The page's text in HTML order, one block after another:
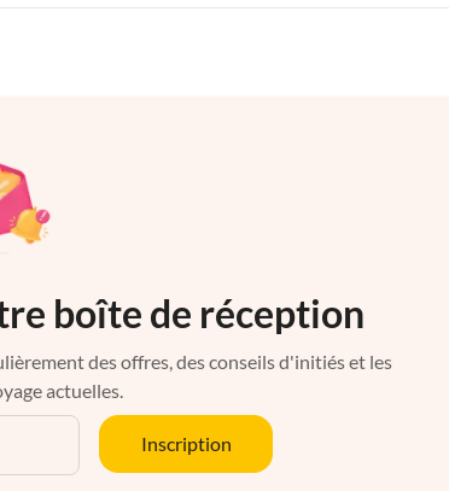
boîte de réception
des offres, des conseils d'initiés et les
actuelles.
Inscription